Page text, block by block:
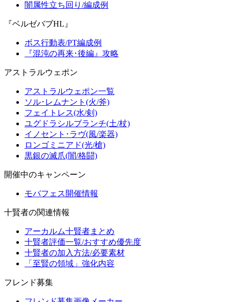
闇属性立ち回り/編成例
『ベルゼバブHL』
ボス行動表/PT編成例
『混沌の再来･後編』攻略
アストラルウェポン
アストラルウェポン一覧
ソル･レムナント(火/斧)
フェイトレス(水/剣)
ユグドラシルブランチ(土/杖)
イノセント･ラヴ(風/楽器)
ロンゴミニアド(光/槍)
黒銀の滅爪(闇/格闘)
開催中のキャンペーン
モバフェス開催情報
十賢者の関連情報
アーカルム十賢者まとめ
十賢者評価一覧/おすすめ優先度
十賢者の加入方法/必要素材
「至賢の領域」強化内容
フレンド募集